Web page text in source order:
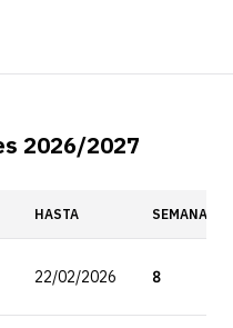
2026/2027
HASTA SEMANA
22/02/2026 8